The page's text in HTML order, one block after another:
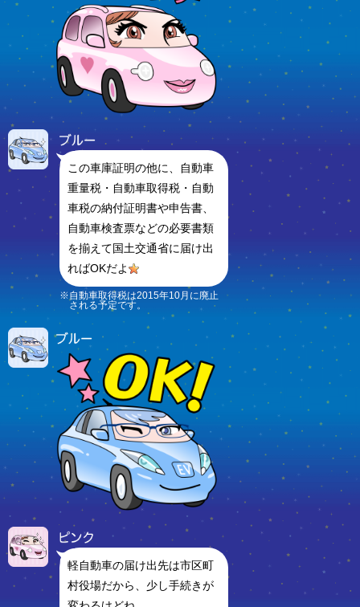
この車庫証明の他に、自動車
重量税・自動車取得税・自動
車税の納付証明書や申告書、
自動車検査票などの必要書類
を揃えて国土交通省に届け出
ればOKだよ
※自動車取得税は2015年10月に廃止
される予定です。
軽自動車の届け出先は市区町
村役場だから、少し手続きが